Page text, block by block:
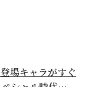
場キャラがすぐ